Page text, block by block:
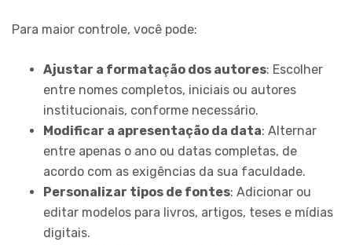
Para maior controle, você pode:
Ajustar a formatação dos autores: Escolher
entre nomes completos, iniciais ou autores
institucionais, conforme necessário.
Modificar a apresentação da data: Alternar
entre apenas o ano ou datas completas, de
acordo com as exigências da sua faculdade.
Personalizar tipos de fontes: Adicionar ou
editar modelos para livros, artigos, teses e mídias
digitais.